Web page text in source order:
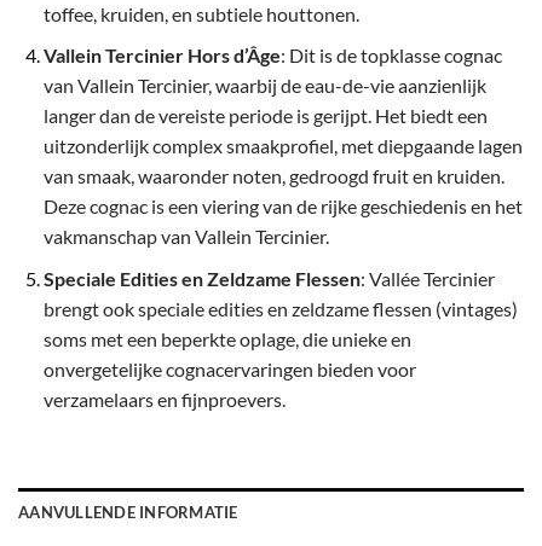
toffee, kruiden, en subtiele houttonen.
Vallein Tercinier Hors d’Âge: Dit is de topklasse cognac
van Vallein Tercinier, waarbij de eau-de-vie aanzienlijk
langer dan de vereiste periode is gerijpt. Het biedt een
uitzonderlijk complex smaakprofiel, met diepgaande lagen
van smaak, waaronder noten, gedroogd fruit en kruiden.
Deze cognac is een viering van de rijke geschiedenis en het
vakmanschap van Vallein Tercinier.
Speciale Edities en Zeldzame Flessen: Vallée Tercinier
brengt ook speciale edities en zeldzame flessen (vintages)
soms met een beperkte oplage, die unieke en
onvergetelijke cognacervaringen bieden voor
verzamelaars en fijnproevers.
AANVULLENDE INFORMATIE